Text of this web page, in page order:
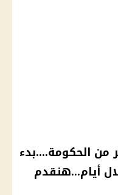
من الحكومة....بدء
أيام...هنقدم